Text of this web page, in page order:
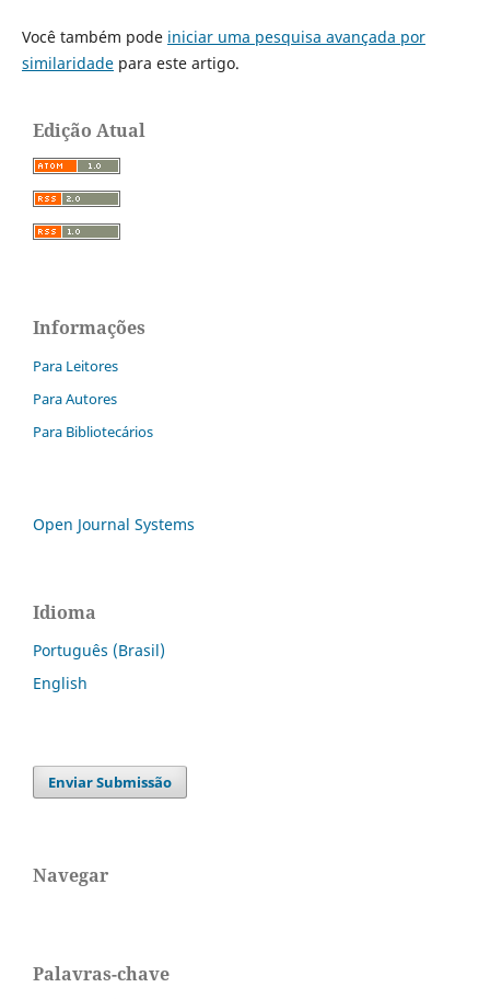
Você também pode iniciar uma pesquisa avançada por
similaridadepara este artigo.
Edição Atual
Informações
Para Leitores
Para Autores
Para Bibliotecários
Open Journal Systems
Idioma
Português (Brasil)
English
Enviar Submissão
Navegar
Palavras-chave